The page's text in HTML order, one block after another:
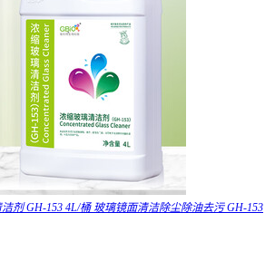
剂 GH-153 4L/桶 玻璃镜面清洁除尘除油去污 GH-153